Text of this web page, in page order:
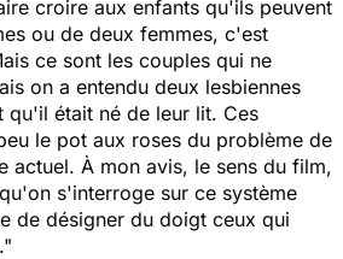
croire aux enfants qu'ils peuvent
ou de deux femmes, c'est
ce sont les couples qui ne
on a entendu deux lesbiennes
qu'il était né de leur lit. Ces
le pot aux roses du problème de
actuel. À mon avis, le sens du film,
s'interroge sur ce système
de désigner du doigt ceux qui